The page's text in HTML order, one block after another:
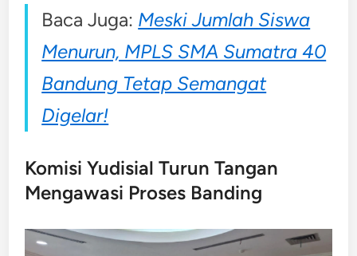
Baca Juga: Meski Jumlah Siswa
Menurun, MPLS SMA Sumatra 40
Bandung Tetap Semangat
Digelar!
Komisi Yudisial Turun Tangan
Mengawasi Proses Banding